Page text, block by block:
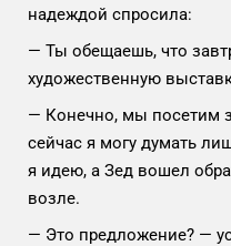
надеждой спросила:
— Ты обещаешь, что
художественную
— Конечно, мы посетим
сейчас я могу думать
я идею, а Зед вошел
возле.
— Это предложение? —